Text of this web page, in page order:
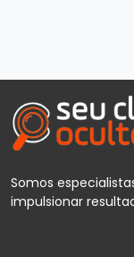
Somos
impulsionar